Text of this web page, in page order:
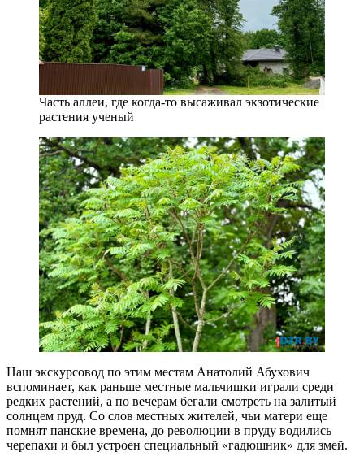
Часть аллеи, где когда-то высаживал экзотические
растения ученый
Наш экскурсовод по этим местам Анатолий Абухович
вспоминает, как раньше местные мальчишки играли среди
редких растений, а по вечерам бегали смотреть на залитый
солнцем пруд. Со слов местных жителей, чьи матери еще
помнят панские времена, до революции в пруду водились
черепахи и был устроен специальный «гадюшник» для змей.